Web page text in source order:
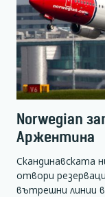
Norwegian
Аржентина
Скандинавската
отвори
вътрешни линии